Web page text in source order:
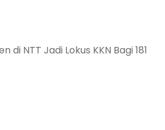
NTT Jadi Lokus KKN Bagi 181